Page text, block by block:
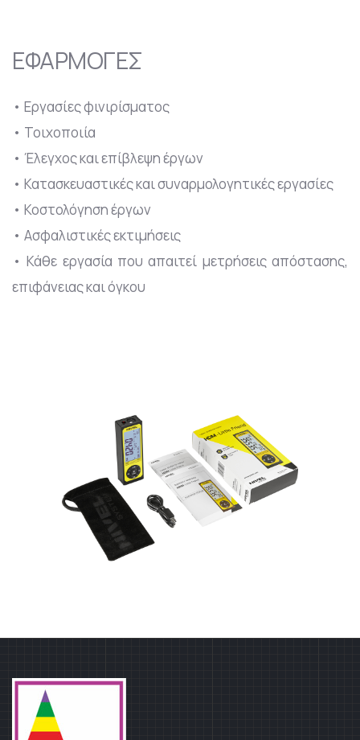
ΕΦΑΡΜΟΓΕΣ
• Εργασίες φινιρίσματος
• Τοιχοποιία
• Έλεγχος και επίβλεψη έργων
• Κατασκευαστικές και συναρμολογητικές εργασίες
• Κοστολόγηση έργων
• Ασφαλιστικές εκτιμήσεις
• Κάθε εργασία που απαιτεί μετρήσεις απόστασης,
επιφάνειας και όγκου